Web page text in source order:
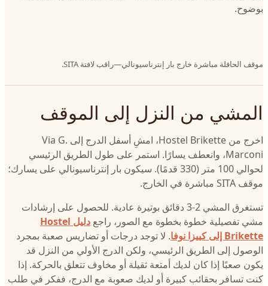
بوضوح.
موقف الحافلة مباشرة خارج بار إنترناسيونالي—راقب لافتة SITA.
المشي من النزل إلى الموقف
اخرج من Hostel Brikette، امشِ أسفل الدرج إلى Via G.
Marconi، وانعطف يسارًا. استمر على طول الطريق الرئيسي
لحوالي 100 متر (330 قدمًا). سيكون بار إنترناسيونالي على يسارك؛
موقف SITA مباشرة في الخارج.
تستغرق المشي 2-3 دقائق بوتيرة عادية. للحصول على إرشادات
مشي تفصيلية خطوة بخطوة مع الصور، راجع
دليل Hostel
Brikette إلى كييزا نوفا
. لا توجد درجات أو تضاريس صعبة بمجرد
الوصول إلى الطريق الرئيسي، ولكن الدرج الأولي من النزل قد
يكون صعبًا إذا كان لديك أمتعة ثقيلة أو مخاوف تتعلق بالحركة. إذا
كنت تسافر بحقائب كبيرة أو لديك صعوبة مع الدرج، ففكر في طلب